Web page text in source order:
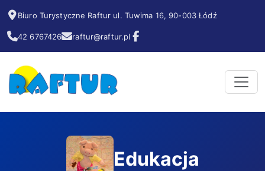
Biuro Turystyczne Raftur ul. Tuwima 16, 90-003 Łódź
42 6767426 raftur@raftur.pl
Edukacja